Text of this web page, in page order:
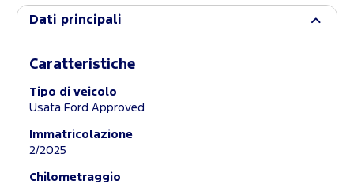
Dati principali
Caratteristiche
Tipo di veicolo
Usata Ford Approved
Immatricolazione
2/2025
Chilometraggio